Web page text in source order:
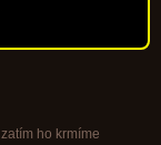
ho krmíme